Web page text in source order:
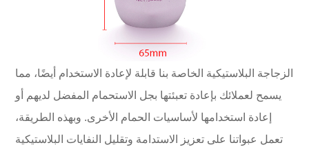
الزجاجة البلاستيكية الخاصة بنا قابلة لإعادة الاستخدام أيضًا، مما
يسمح لعملائك بإعادة تعبئتها بجل الاستحمام المفضل لديهم أو
إعادة استخدامها لأساسيات الحمام الأخرى. وبهذه الطريقة،
تعمل عبواتنا على تعزيز الاستدامة وتقليل النفايات البلاستيكية